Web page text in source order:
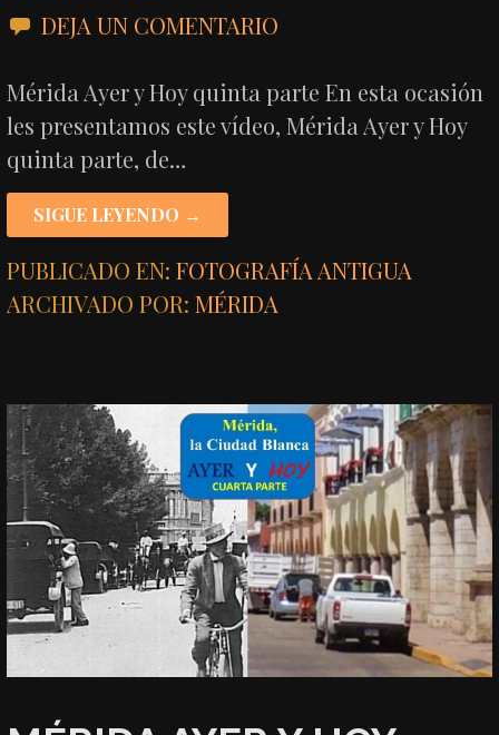
DEJA UN COMENTARIO
Mérida Ayer y Hoy quinta parte En esta ocasión
les presentamos este vídeo, Mérida Ayer y Hoy
quinta parte, de…
SIGUE LEYENDO →
PUBLICADO EN:FOTOGRAFÍA ANTIGUA
ARCHIVADO POR:MÉRIDA